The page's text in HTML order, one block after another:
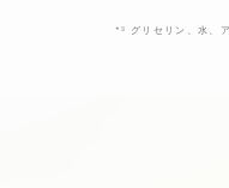
*³ グリセリン、水、